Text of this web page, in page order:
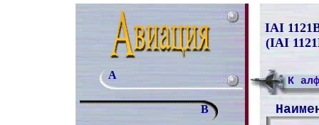
IAI
(IAI
A
B
К